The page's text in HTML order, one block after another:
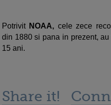
Potrivit NOAA, cele zece
din 1880 si pana in prezent,
15 ani.
Share it!